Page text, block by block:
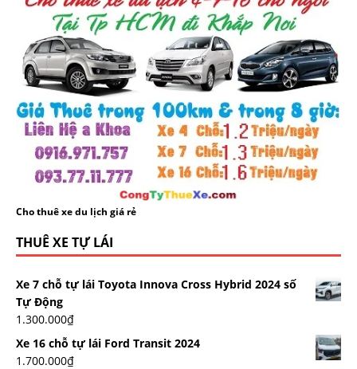
Cho thuê xe du lịch giá rẻ
THUÊ XE TỰ LÁI
Xe 7 chỗ tự lái Toyota Innova Cross Hybrid 2024 số
Tự Động
1.300.000₫
Xe 16 chỗ tự lái Ford Transit 2024
1.700.000₫